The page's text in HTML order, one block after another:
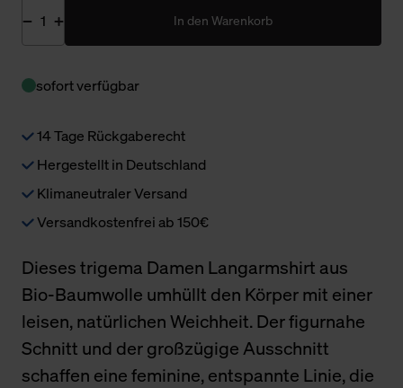
In den Warenkorb
sofort verfügbar
14 Tage Rückgaberecht
Hergestellt in Deutschland
Klimaneutraler Versand
Versandkostenfrei ab 150€
Dieses trigema Damen Langarmshirt aus
Bio-Baumwolle umhüllt den Körper mit einer
leisen, natürlichen Weichheit. Der figurnahe
Schnitt und der großzügige Ausschnitt
schaffen eine feminine, entspannte Linie, die